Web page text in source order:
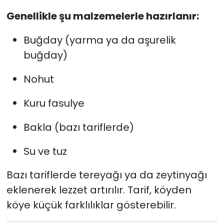
Genellikle şu malzemelerle hazırlanır:
Buğday (yarma ya da aşurelik
buğday)
Nohut
Kuru fasulye
Bakla (bazı tariflerde)
Su ve tuz
Bazı tariflerde tereyağı ya da zeytinyağı
eklenerek lezzet artırılır. Tarif, köyden
köye küçük farklılıklar gösterebilir.